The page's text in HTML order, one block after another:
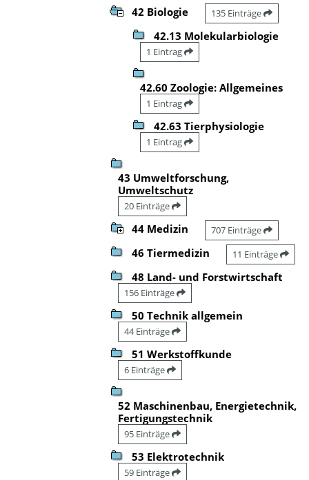
42 Biologie 135 Einträge
42.13 Molekularbiologie
1 Eintrag
42.60 Zoologie: Allgemeines
1 Eintrag
42.63 Tierphysiologie
1 Eintrag
43 Umweltforschung,
Umweltschutz
20 Einträge
44 Medizin 707 Einträge
46 Tiermedizin 11 Einträge
48 Land- und Forstwirtschaft
156 Einträge
50 Technik allgemein
44 Einträge
51 Werkstoffkunde
6 Einträge
52 Maschinenbau, Energietechnik,
Fertigungstechnik
95 Einträge
53 Elektrotechnik
59 Einträge